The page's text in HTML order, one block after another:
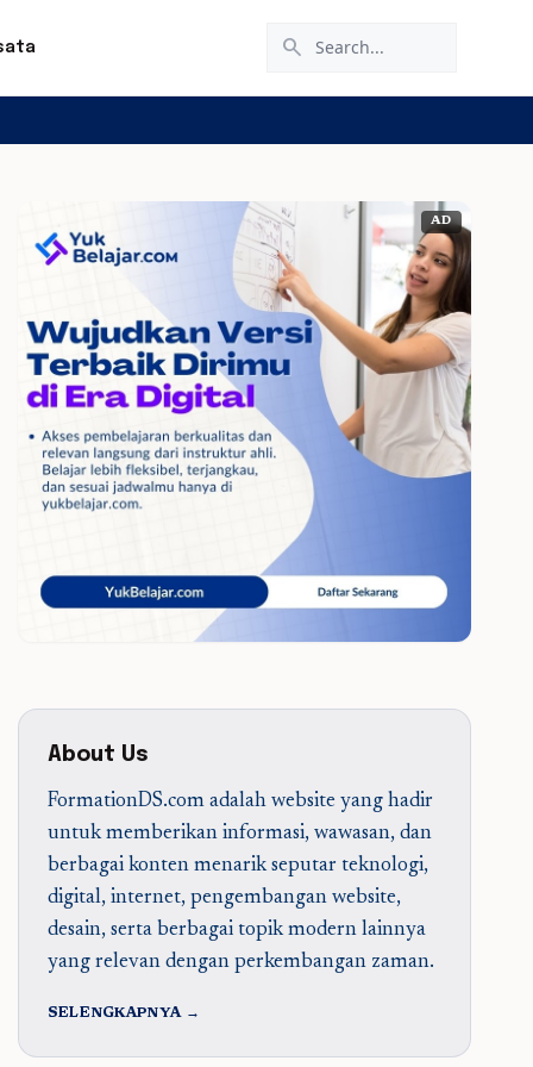
search
AD
About Us
FormationDS.com adalah website yang hadir
untuk memberikan informasi, wawasan, dan
berbagai konten menarik seputar teknologi,
digital, internet, pengembangan website,
desain, serta berbagai topik modern lainnya
yang relevan dengan perkembangan zaman.
SELENGKAPNYA →